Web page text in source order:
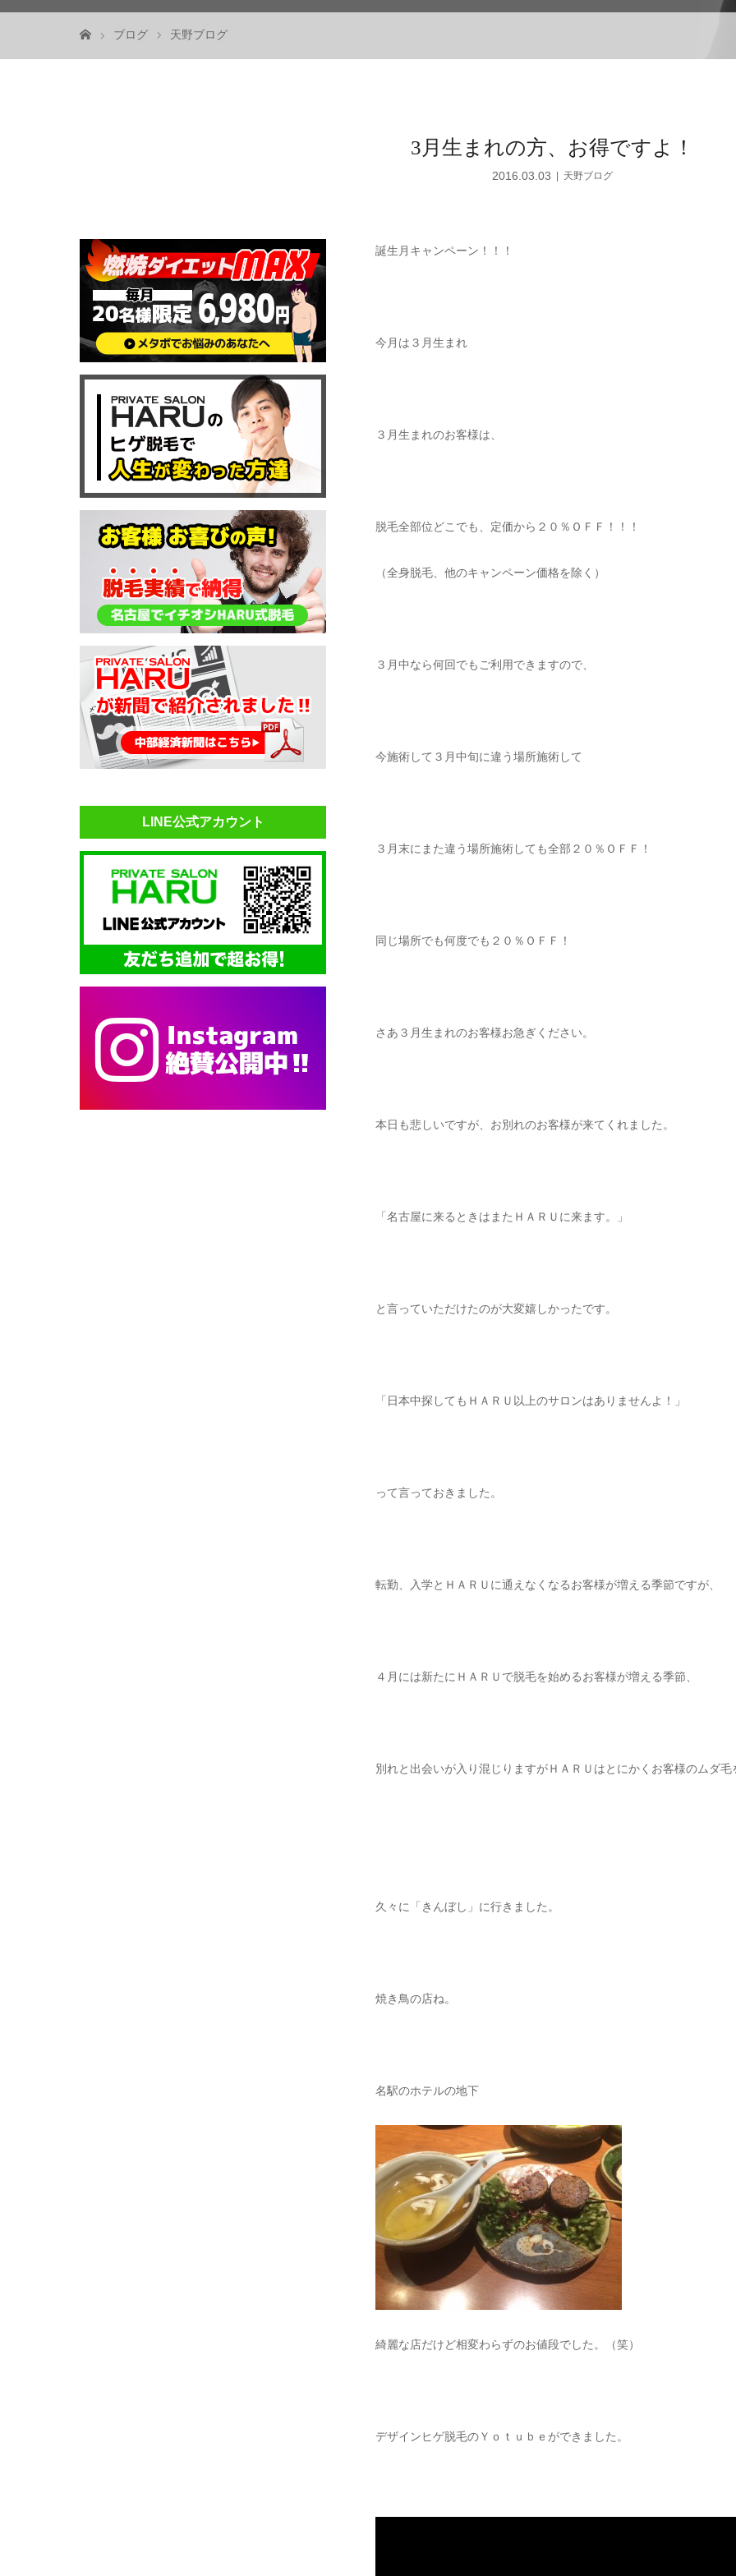
ブログ 天野ブログ
3月生まれの方、お得ですよ！
2016.03.03 天野ブログ
誕生月キャンペーン！！！
今月は３月生まれ
３月生まれのお客様は、
脱毛全部位どこでも、定価から２０％ＯＦＦ！！！
（全身脱毛、他のキャンペーン価格を除く）
３月中なら何回でもご利用できますので、
今施術して３月中旬に違う場所施術して
３月末にまた違う場所施術しても全部２０％ＯＦＦ！
同じ場所でも何度でも２０％ＯＦＦ！
さあ３月生まれのお客様お急ぎください。
本日も悲しいですが、お別れのお客様が来てくれました。
「名古屋に来るときはまたＨＡＲＵに来ます。」
と言っていただけたのが大変嬉しかったです。
「日本中探してもＨＡＲＵ以上のサロンはありませんよ！」
って言っておきました。
転勤、入学とＨＡＲＵに通えなくなるお客様が増える季節ですが、
４月には新たにＨＡＲＵで脱毛を始めるお客様が増える季節、
別れと出会いが入り混じりますがＨＡＲＵはとにかくお客様のムダ毛
久々に「きんぼし」に行きました。
焼き鳥の店ね。
名駅のホテルの地下
綺麗な店だけど相変わらずのお値段でした。（笑）
デザインヒゲ脱毛のＹｏｔｕｂｅができました。
LINE公式アカウント